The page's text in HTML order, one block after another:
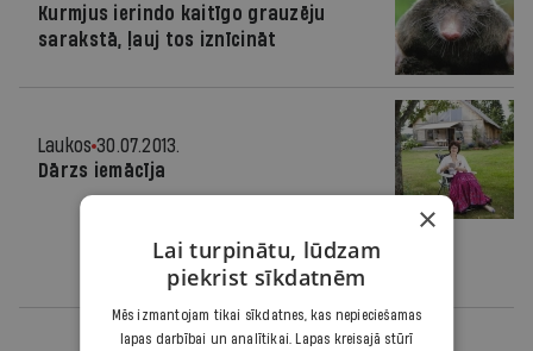
Kurmjus ierindo kaitīgo grauzēju
sarakstā, ļauj tos iznīcināt
Laukos 30.07.2013.
Dārzs iemācīja
×
Lai turpinātu, lūdzam
piekrist sīkdatnēm
Mēs izmantojam tikai sīkdatnes, kas nepieciešamas
lapas darbībai un analītikai. Lapas kreisajā stūrī